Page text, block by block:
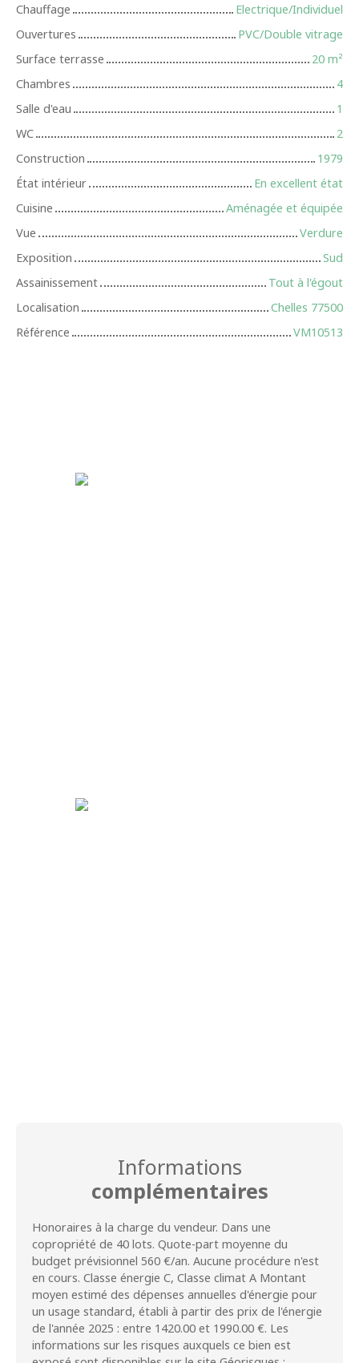
Chauffage
Electrique/Individuel
Ouvertures
PVC/Double vitrage
Surface terrasse
20 m²
Chambres
4
Salle d'eau
1
WC
2
Construction
1979
État intérieur
En excellent état
Cuisine
Aménagée et équipée
Vue
Verdure
Exposition
Sud
Assainissement
Tout à l'égout
Localisation
Chelles 77500
Référence
VM10513
Informations
complémentaires
Honoraires à la charge du vendeur. Dans une
copropriété de 40 lots. Quote-part moyenne du
budget prévisionnel 560 €/an. Aucune procédure n'est
en cours. Classe énergie C, Classe climat A Montant
moyen estimé des dépenses annuelles d'énergie pour
un usage standard, établi à partir des prix de l'énergie
de l'année 2025 : entre 1420.00 et 1990.00 €. Les
informations sur les risques auxquels ce bien est